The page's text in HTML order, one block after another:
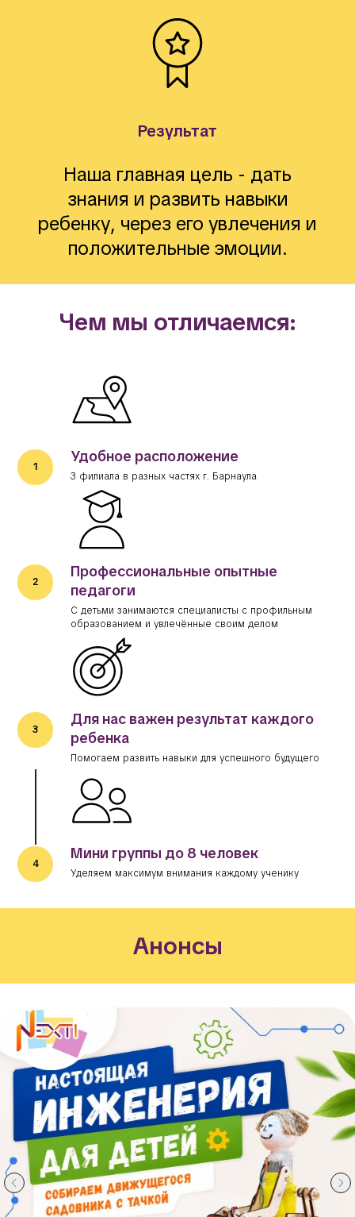
Результат
Наша главная цель - дать
знания и развить навыки
ребенку, через его увлечения и
положительные эмоции.
Чем мы отличаемся:
Удобное расположение
3 филиала в разных частях г. Барнаула
Профессиональные опытные
педагоги
С детьми занимаются специалисты с профильным
образованием и увлечённые своим делом
Для нас важен результат каждого
ребенка
Помогаем развить навыки для успешного будущего
Мини группы до 8 человек
Уделяем максимум внимания каждому ученику
Анонсы